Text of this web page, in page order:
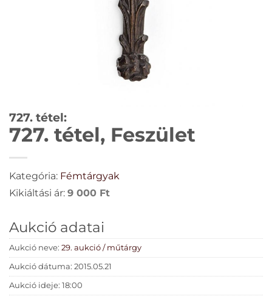
727. tétel:
727. tétel, Feszület
Kategória: Fémtárgyak
Kikiáltási ár: 9 000 Ft
Aukció adatai
Aukció neve: 29. aukció / műtárgy
Aukció dátuma: 2015.05.21
Aukció ideje: 18:00